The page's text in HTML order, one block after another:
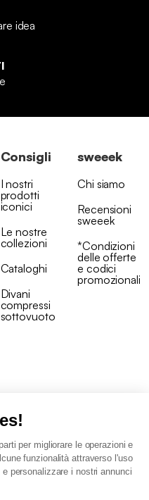
per migliorare le operazioni e
funzionalità attraverso l'uso
personalizzare i nostri annunci
idea
Consigli
I nostri
prodotti
iconici
Le nostre
collezioni
Cataloghi
Divani
compressi
sottovuoto
sweeek
Chi siamo
Recensioni
sweeek
*Condizioni
delle offerte
e codici
promozionali
vendita